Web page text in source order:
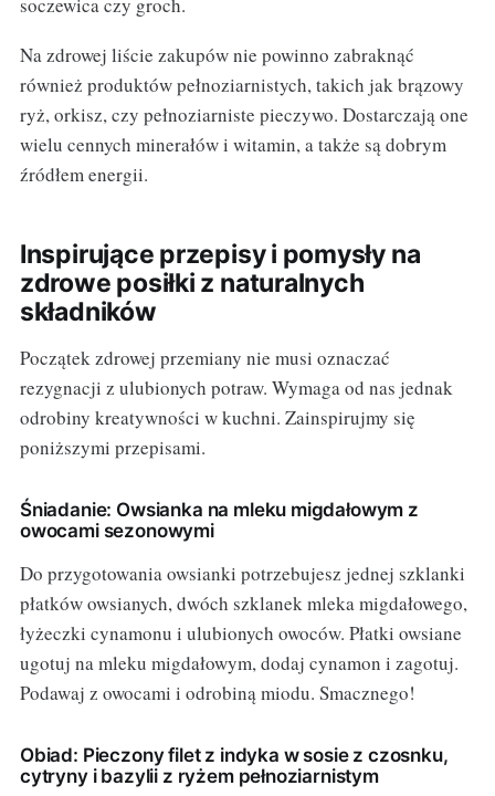
soczewica czy groch.
Na zdrowej liście zakupów nie powinno zabraknąć
również produktów pełnoziarnistych, takich jak brązowy
ryż, orkisz, czy pełnoziarniste pieczywo. Dostarczają one
wielu cennych minerałów i witamin, a także są dobrym
źródłem energii.
Inspirujące przepisy i pomysły na
zdrowe posiłki z naturalnych
składników
Początek zdrowej przemiany nie musi oznaczać
rezygnacji z ulubionych potraw. Wymaga od nas jednak
odrobiny kreatywności w kuchni. Zainspirujmy się
poniższymi przepisami.
Śniadanie: Owsianka na mleku migdałowym z
owocami sezonowymi
Do przygotowania owsianki potrzebujesz jednej szklanki
płatków owsianych, dwóch szklanek mleka migdałowego,
łyżeczki cynamonu i ulubionych owoców. Płatki owsiane
ugotuj na mleku migdałowym, dodaj cynamon i zagotuj.
Podawaj z owocami i odrobiną miodu. Smacznego!
Obiad: Pieczony filet z indyka w sosie z czosnku,
cytryny i bazylii z ryżem pełnoziarnistym